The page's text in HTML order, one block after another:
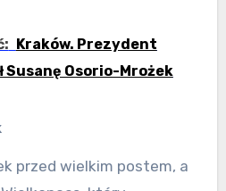
Kraków. Prezydent
Susanę Osorio-Mrożek
przed wielkim postem, a